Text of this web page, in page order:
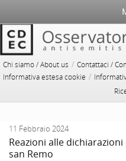
Chi siamo / About us / Contattaci /
Informativa estesa cookie /
11 Febbraio 2024
Reazioni alle
san Remo